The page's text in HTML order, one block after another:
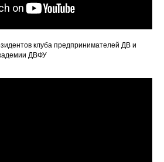
клуба предпринимателей ДВ и
ДВФУ